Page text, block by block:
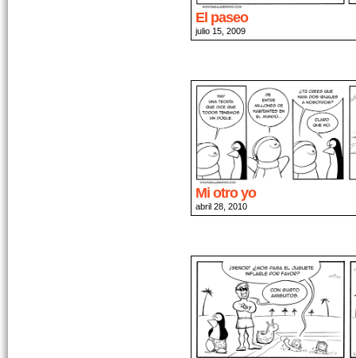
El paseo
julio 15, 2009
Mi otro yo
abril 28, 2010